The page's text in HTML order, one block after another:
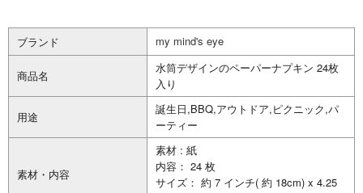
ブランド my mind's eye
商品名
水筒デザインのペーパーナプキン 24枚
入り
用途
誕生日,BBQ,アウトドア,ピクニック,パ
ーティー
素材・内容
素材 : 紙
内容： 24 枚
サイズ： 約 7 インチ( 約 18cm) x 4.25